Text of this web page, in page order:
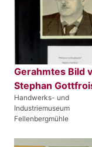
Gerahmtes Bild
Stephan
Handwerks- und
Industriemuseum
Fellenbergmühle